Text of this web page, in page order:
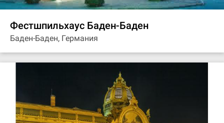
Фестшпильхаус Баден-Баден
Баден-Баден, Германия